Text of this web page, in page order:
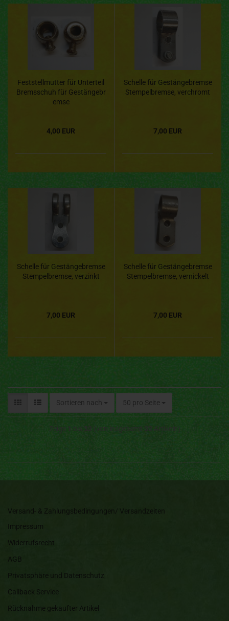
Feststellmutter für Unterteil
Bremsschuh für Gestängebr
emse
4,00 EUR
Schelle für Gestängebremse
Stempelbremse, verchromt
7,00 EUR
Schelle für Gestängebremse
Stempelbremse, verzinkt
7,00 EUR
Schelle für Gestängebremse
Stempelbremse, vernickelt
7,00 EUR
Sortieren nach 50 pro Seite
Versand- & Zahlungsbedingungen/ Versandzeiten
Impressum
Widerrufsrecht
AGB
Privatsphäre und Datenschutz
Callback Service
Rücknahme gekaufter Artikel